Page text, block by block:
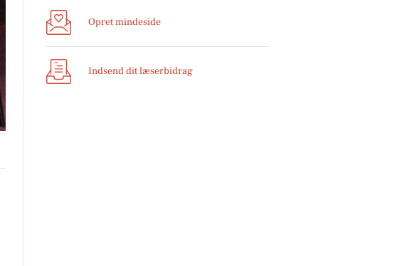
Opret mindeside
Indsend dit læserbidrag